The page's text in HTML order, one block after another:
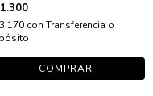
con Transferencia o